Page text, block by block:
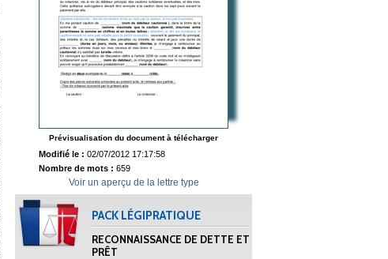
Prévisualisation du document à télécharger
Modifié le : 02/07/2012 17:17:58
Nombre de mots : 659
Voir un aperçu de la lettre type
PACK LÉGIPRATIQUE
RECONNAISSANCE DE DETTE ET
PRÊT